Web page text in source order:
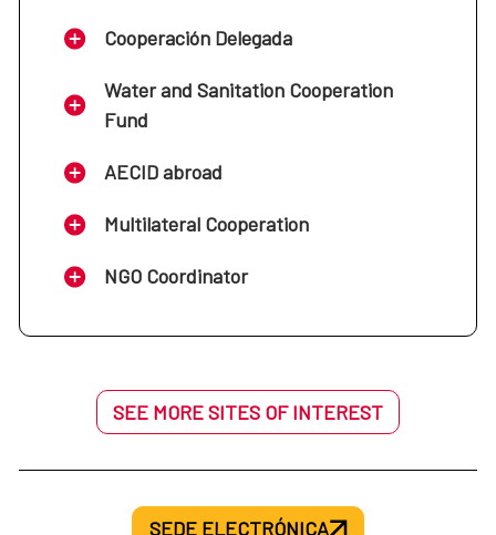
Cooperación Delegada
Water and Sanitation Cooperation
Fund
AECID abroad
Multilateral Cooperation
NGO Coordinator
SEE MORE SITES OF INTEREST
SEDE ELECTRÓNICA